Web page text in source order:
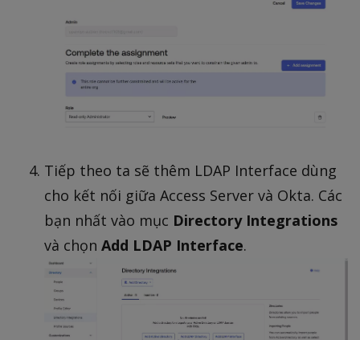
Tiếp theo ta sẽ thêm LDAP Interface dùng
cho kết nối giữa Access Server và Okta. Các
bạn nhất vào mục Directory Integrations
và chọn Add LDAP Interface.